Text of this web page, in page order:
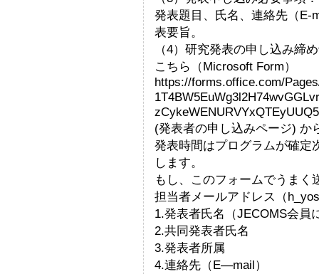
発表題目、氏名、連絡先（E-
表要旨。
（4）研究発表の申し込み締
こちら（Microsoft Form）
https://forms.office.com/
(発表者の申し込みページ) か
発表時間はプログラムが確定
します。
もし、このフォームでうまく
担当者メールアドレス（
1.発表者氏名（JECOMS会員
2.共同発表者氏名
3.発表者所属
4.連絡先（E―mail）